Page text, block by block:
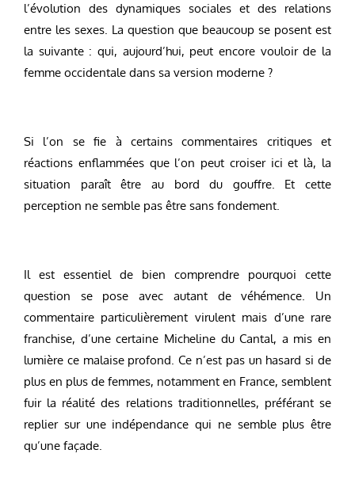
l’évolution des dynamiques sociales et des relations
entre les sexes. La question que beaucoup se posent est
la suivante : qui, aujourd’hui, peut encore vouloir de la
femme occidentale dans sa version moderne ?
Si l’on se fie à certains commentaires critiques et
réactions enflammées que l’on peut croiser ici et là, la
situation paraît être au bord du gouffre. Et cette
perception ne semble pas être sans fondement.
Il est essentiel de bien comprendre pourquoi cette
question se pose avec autant de véhémence. Un
commentaire particulièrement virulent mais d’une rare
franchise, d’une certaine Micheline du Cantal, a mis en
lumière ce malaise profond. Ce n’est pas un hasard si de
plus en plus de femmes, notamment en France, semblent
fuir la réalité des relations traditionnelles, préférant se
replier sur une indépendance qui ne semble plus être
qu’une façade.